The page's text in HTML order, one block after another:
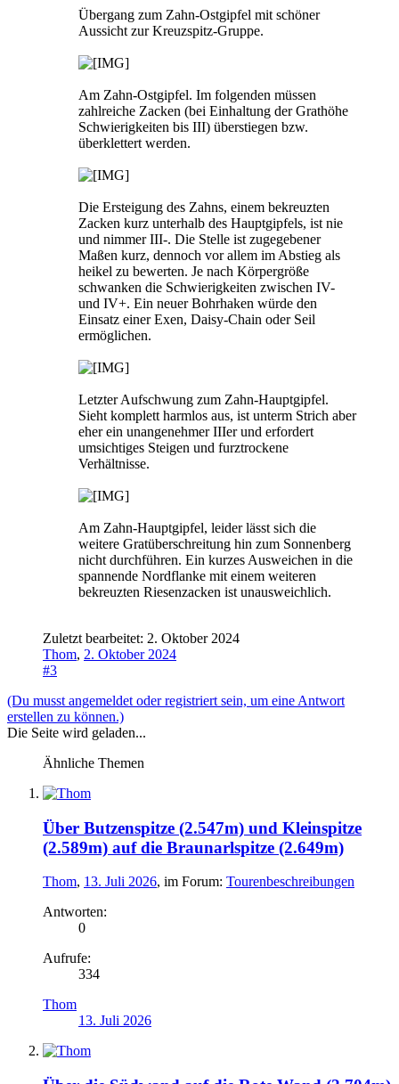
Übergang zum Zahn-Ostgipfel mit schöner
Aussicht zur Kreuzspitz-Gruppe.
Am Zahn-Ostgipfel. Im folgenden müssen
zahlreiche Zacken (bei Einhaltung der Grathöhe
Schwierigkeiten bis III) überstiegen bzw.
überklettert werden.
Die Ersteigung des Zahns, einem bekreuzten
Zacken kurz unterhalb des Hauptgipfels, ist nie
und nimmer III-. Die Stelle ist zugegebener
Maßen kurz, dennoch vor allem im Abstieg als
heikel zu bewerten. Je nach Körpergröße
schwanken die Schwierigkeiten zwischen IV-
und IV+. Ein neuer Bohrhaken würde den
Einsatz einer Exen, Daisy-Chain oder Seil
ermöglichen.
Letzter Aufschwung zum Zahn-Hauptgipfel.
Sieht komplett harmlos aus, ist unterm Strich aber
eher ein unangenehmer IIIer und erfordert
umsichtiges Steigen und furztrockene
Verhältnisse.
Am Zahn-Hauptgipfel, leider lässt sich die
weitere Gratüberschreitung hin zum Sonnenberg
nicht durchführen. Ein kurzes Ausweichen in die
spannende Nordflanke mit einem weiteren
bekreuzten Riesenzacken ist unausweichlich.
Zuletzt bearbeitet: 2. Oktober 2024
Thom, 2. Oktober 2024
#3
(Du musst angemeldet oder registriert sein, um eine Antwort
erstellen zu können.)
Die Seite wird geladen...
Ähnliche Themen
Über Butzenspitze (2.547m) und Kleinspitze
(2.589m) auf die Braunarlspitze (2.649m)
Thom, 13. Juli 2026, im Forum: Tourenbeschreibungen
Antworten:
0
Aufrufe:
334
Thom
13. Juli 2026